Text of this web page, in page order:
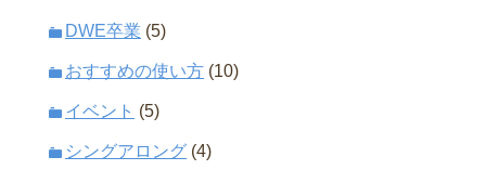
DWE卒業 (5)
おすすめの使い方 (10)
イベント (5)
シングアロング (4)